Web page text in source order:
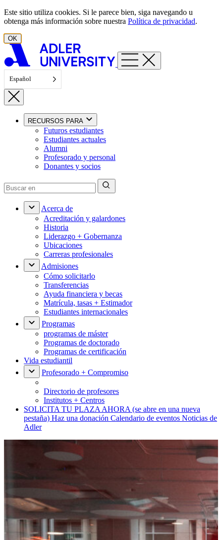
Ir al contenido
Este sitio utiliza cookies. Si le parece bien, siga navegando u
obtenga más información sobre nuestra Política de privacidad.
OK
Español
RECURSOS PARA
Futuros estudiantes
Estudiantes actuales
Alumni
Profesorado y personal
Donantes y socios
Acerca de
Acreditación y galardones
Historia
Liderazgo + Gobernanza
Ubicaciones
Carreras profesionales
Admisiones
Cómo solicitarlo
Transferencias
Ayuda financiera y becas
Matrícula, tasas + Estimador
Estudiantes internacionales
Programas
programas de máster
Programas de doctorado
Programas de certificación
Vida estudiantil
Profesorado + Compromiso
Directorio de profesores
Institutos + Centros
SOLICITA TU PLAZA AHORA (se abre en una nueva
pestaña) Haz una donación Calendario de eventos Noticias de
Adler